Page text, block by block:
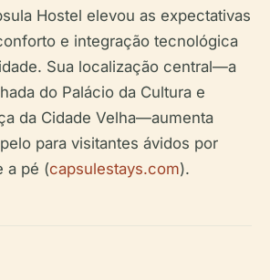
Hostel elevou as expectativas
e integração tecnológica
Sua localização central—a
do Palácio da Cultura e
da Cidade Velha—aumenta
para visitantes ávidos por
a pé (capsulestays.com).